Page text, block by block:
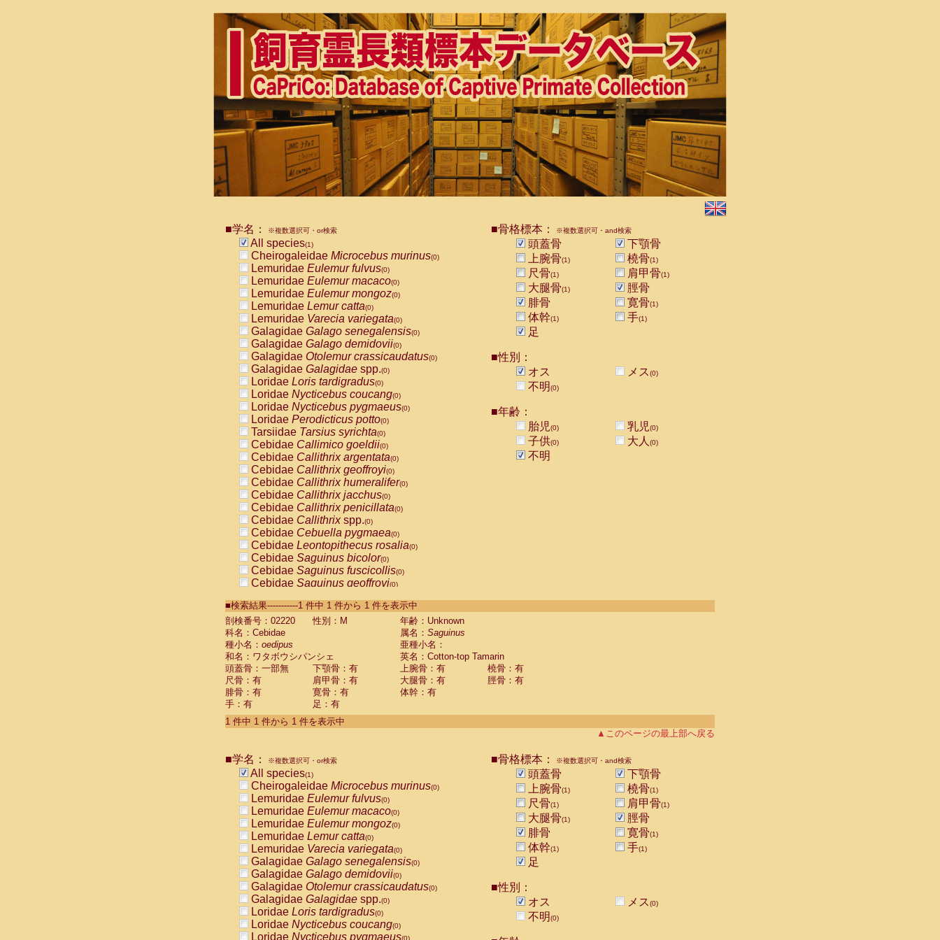
■学名： ※複数選択可・or検索
All species(1)
Cheirogaleidae Microcebus murinus(0)
Lemuridae Eulemur fulvus(0)
Lemuridae Eulemur macaco(0)
Lemuridae Eulemur mongoz(0)
Lemuridae Lemur catta(0)
Lemuridae Varecia variegata(0)
Galagidae Galago senegalensis(0)
Galagidae Galago demidovii(0)
Galagidae Otolemur crassicaudatus(0)
Galagidae Galagidae spp.(0)
Loridae Loris tardigradus(0)
Loridae Nycticebus coucang(0)
Loridae Nycticebus pygmaeus(0)
Loridae Perodicticus potto(0)
Tarsiidae Tarsius syrichta(0)
Cebidae Callimico goeldii(0)
Cebidae Callithrix argentata(0)
Cebidae Callithrix geoffroyi(0)
Cebidae Callithrix humeralifer(0)
Cebidae Callithrix jacchus(0)
Cebidae Callithrix penicillata(0)
Cebidae Callithrixspp.(0)
Cebidae Cebuella pygmaea(0)
Cebidae Leontopithecus rosalia(0)
Cebidae Saguinus bicolor(0)
Cebidae Saguinus fuscicollis(0)
Cebidae Saguinus geoffroyi(0)
CebidaeSaguinus labiatus(0)
Cebidae Saguinus leucopus (0)
Cebidae
Cebidae
CebidaeSaguinus nigricollis (0)
Cebidae Saguinus oedipus
Cebidae Saguinus weddelli
Cebidae Saguinusspp.
Cebidae Aotus trivirgatus
Cebidae Cebus albifrons
CebidaeCebus nigrivittatus
CebidaeCebus
CebidaeSaimiri boliviensis(0)
CebidaeSaimiri sciureus(0)
AtelidaeAlouatta caraya(0)
AtelidaeAlouatta fusca(0)
AtelidaeAlouatta seniculus
AtelidaeAlouattaspp.(0)
AtelidaeAteles belzebuth(0)
AtelidaeAteles geoffroyi(0)
AtelidaeAteles paniscus(0)
AtelidaeAtelesspp.(0)
Atelidae Lagothrix lagothricha
AtelidaeLagothrix lagothricha cana
PitheciidaeCacajao calvus rubicundus
■骨格標本： ※複数選択可・and検索
頭蓋骨
下顎骨
上腕骨(1) 橈骨(1)
尺骨(1) 肩甲骨(1)
大腿骨(1)
脛骨
腓骨
寛骨(1)
体幹(1) 手(1)
足
■性別：
オス
メス(0)
不明(0)
■年齢：
胎児(0) 乳児(0)
子供(0) 大人 (0)
不明
■検索結果-----------1 件中 1 件から 1 件を表示中
剖検番号：02220
性別：M
年齢：Unknown
科名：Cebidae
属名： Saguinus
種小名： oedipus
亜種小名：
和名：ワタボウシパンシェ
英名：Cotton-top Tamarin
頭蓋骨：一部無
下顎骨：有 上腕骨：有
橈骨：有
尺骨：有
肩甲骨：有 大腿骨：有
脛骨：有
腓骨：有
寛骨：有
体幹：有
手：有
足：有
1 件中 1 件から 1 件を表示中
▲このページの最上部へ戻る
■学名： ※複数選択可・or検索
All species(1)
Cheirogaleidae Microcebus murinus(0)
Lemuridae Eulemur fulvus(0)
Lemuridae Eulemur macaco(0)
Lemuridae Eulemur mongoz(0)
Lemuridae Lemur catta(0)
Lemuridae Varecia variegata(0)
Galagidae Galago senegalensis(0)
Galagidae Galago demidovii(0)
Galagidae Otolemur crassicaudatus(0)
Galagidae Galagidae spp.(0)
Loridae Loris tardigradus(0)
Loridae Nycticebus coucang(0)
Loridae Nycticebus pygmaeus(0)
■骨格標本： ※複数選択可・and検索
頭蓋骨
下顎骨
上腕骨(1) 橈骨(1)
尺骨(1) 肩甲骨(1)
大腿骨(1)
脛骨
腓骨
寛骨(1)
体幹(1) 手(1)
足
■性別：
オス
メス(0)
不明(0)